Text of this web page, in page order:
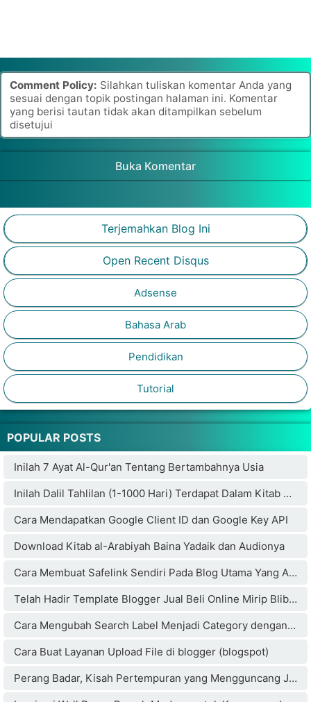
Comment Policy: Silahkan tuliskan komentar Anda yang
sesuai dengan topik postingan halaman ini. Komentar
yang berisi tautan tidak akan ditampilkan sebelum
disetujui
Buka Komentar
Terjemahkan Blog Ini
Open Recent Disqus
Adsense
Bahasa Arab
Pendidikan
Tutorial
POPULAR POSTS
Inilah 7 Ayat Al-Qur'an Tentang Bertambahnya Usia
Inilah Dalil Tahlilan (1-1000 Hari) Terdapat Dalam Kitab Weda Hindu Bikin Penulisnya Masuk Islam
Cara Mendapatkan Google Client ID dan Google Key API
Download Kitab al-Arabiyah Baina Yadaik dan Audionya
Cara Membuat Safelink Sendiri Pada Blog Utama Yang Aman Buat Adsense
Telah Hadir Template Blogger Jual Beli Online Mirip Blibli.com
Cara Mengubah Search Label Menjadi Category dengan Cloudflare
Cara Buat Layanan Upload File di blogger (blogspot)
Perang Badar, Kisah Pertempuran yang Mengguncang Jazirah Arab